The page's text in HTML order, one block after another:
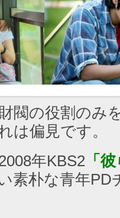
閥の役割のみ
は偏見です。
年KBS2 「
素朴な青年PD